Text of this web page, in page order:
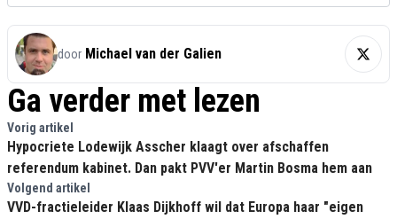
door Michael van der Galien
Ga verder met lezen
Vorig artikel
Hypocriete Lodewijk Asscher klaagt over afschaffen
referendum kabinet. Dan pakt PVV'er Martin Bosma hem aan
Volgend artikel
VVD-fractieleider Klaas Dijkhoff wil dat Europa haar "eigen